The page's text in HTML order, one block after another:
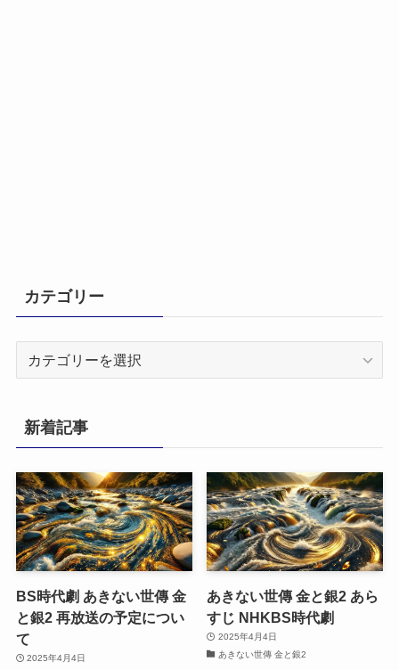
カテゴリー
リ
ー
新着記事
BS時代劇 あきない世傳 金
と銀2 再放送の予定につい
て
2025年4月4日
あきない世傳 金と銀2 あら
すじ NHKBS時代劇
2025年4月4日
あきない世傳 金と銀2